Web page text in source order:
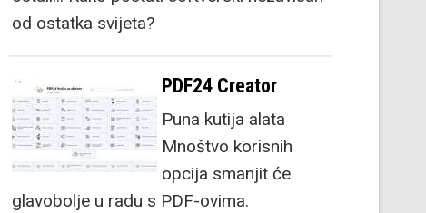
od ostatka svijeta?
PDF24 Creator
Puna kutija alata
Mnoštvo korisnih
opcija smanjit će
glavobolje u radu s PDF-ovima.